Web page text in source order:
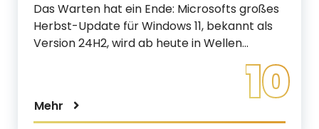
Das Warten hat ein Ende: Microsofts großes
Herbst-Update für Windows 11, bekannt als
Version 24H2, wird ab heute in Wellen…
Mehr 10